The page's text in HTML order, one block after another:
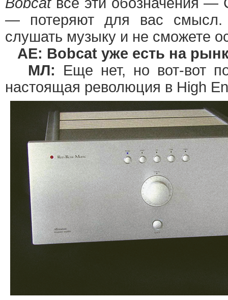
— потеряют для вас смысл.
слушать музыку и не сможете
АЕ: Bobcat уже есть на
МЛ: Еще нет, но вот-вот
настоящая революция в High